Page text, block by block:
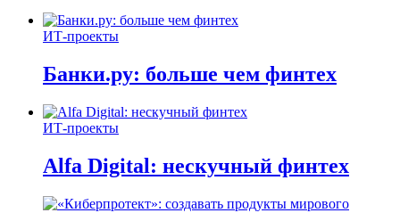
ИТ-проекты
Банки.ру: больше чем финтех
ИТ-проекты
Alfa Digital: нескучный финтех